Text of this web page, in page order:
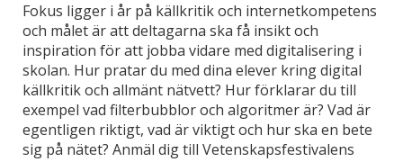
Fokus ligger i år på källkritik och internetkompetens
och målet är att deltagarna ska få insikt och
inspiration för att jobba vidare med digitalisering i
skolan. Hur pratar du med dina elever kring digital
källkritik och allmänt nätvett? Hur förklarar du till
exempel vad filterbubblor och algoritmer är? Vad är
egentligen riktigt, vad är viktigt och hur ska en bete
sig på nätet? Anmäl dig till Vetenskapsfestivalens